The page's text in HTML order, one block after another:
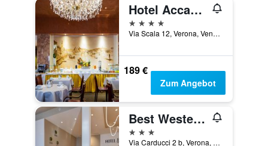
Hotel Accademia
4 Sterne
Via Scala 12, Verona, Venetien, Italien
189 €
Zum Angebot
Best Western Hotel Garda
3 Sterne
Via Carducci 2 b, Verona, Venetien, Italien